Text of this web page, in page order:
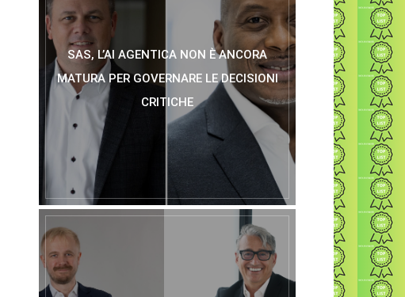
SAS, L’AI AGENTICA NON È ANCORA
MATURA PER GOVERNARE LE DECISIONI
CRITICHE